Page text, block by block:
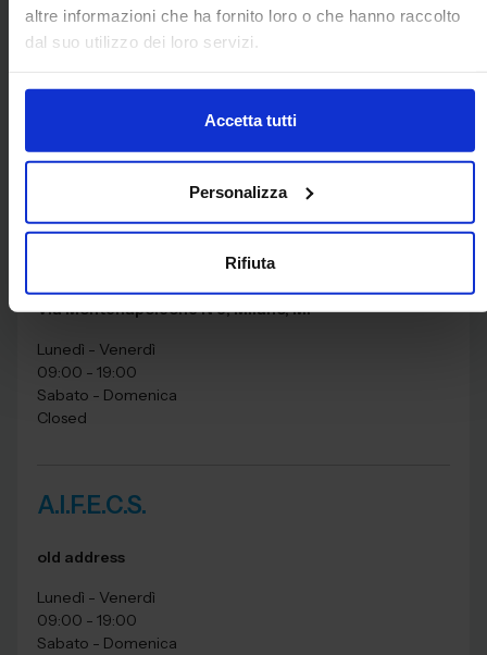
altre informazioni che ha fornito loro o che hanno raccolto
dal suo utilizzo dei loro servizi.
Accetta tutti
Personalizza
Rifiuta
A.I.F.E.C.S. ASSOCIAZIONE ITALIANA
FORMATORI E CONSULENTI
Via Montenapoleone N 8, Milano, MI
Lunedì - Venerdì
09:00 - 19:00
Sabato - Domenica
Closed
A.I.F.E.C.S.
old address
Lunedì - Venerdì
09:00 - 19:00
Sabato - Domenica